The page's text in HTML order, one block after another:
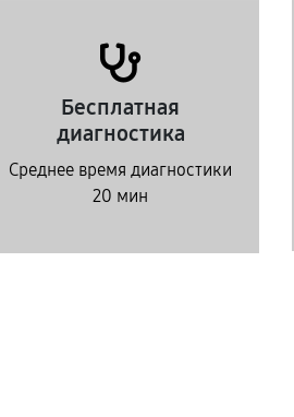
Бесплатная
диагностика
Среднее время диагностики
20 мин